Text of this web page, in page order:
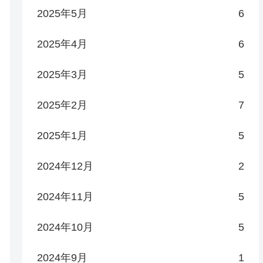
2025年5月 6
2025年4月 6
2025年3月 5
2025年2月 7
2025年1月 5
2024年12月 2
2024年11月 5
2024年10月 5
2024年9月 1